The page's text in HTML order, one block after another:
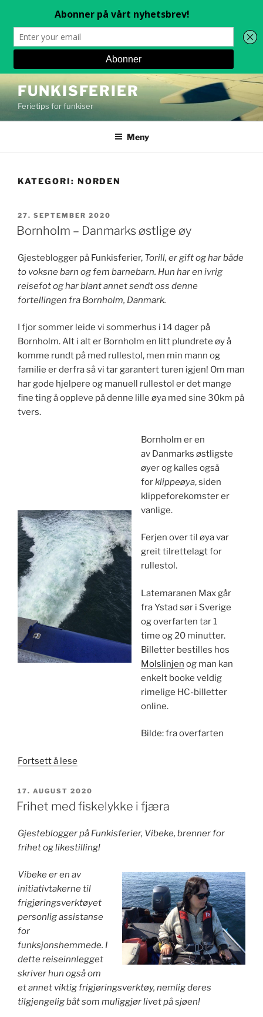
til
innhold
FUNKISFERIER
Ferietips for funkiser
Meny
KATEGORI: NORDEN
PUBLISERT
27. SEPTEMBER 2020
Bornholm – Danmarks østlige øy
Gjesteblogger på Funkisferier, Torill, er gift og har både
to voksne barn og fem barnebarn. Hun har en ivrig
reisefot og har blant annet sendt oss denne
fortellingen fra Bornholm, Danmark.
I fjor sommer leide vi sommerhus i 14 dager på
Bornholm. Alt i alt er Bornholm en litt plundrete øy å
komme rundt på med rullestol, men min mann og
familie er derfra så vi tar garantert turen igjen! Om man
har gode hjelpere og manuell rullestol er det mange
fine ting å oppleve på denne lille øya med sine 30km på
tvers.
Bornholm er en
av Danmarks østligste
øyer og kalles også
forklippeøya, siden
klippeforekomster er
vanlige.
Ferjen over til øya var
greit tilrettelagt for
rullestol.
Latemaranen Max går
fra Ystad sør i Sverige
og overfarten tar 1
time og 20 minutter.
Billetter bestilles hos
Molslinjen og man kan
enkelt booke veldig
rimelige HC-billetter
online.
Bilde: fra overfarten
Fortsett å lese
Danmarks
østlige
PUBLISERT
17. AUGUST 2020
Frihet med fiskelykke i fjæra
Gjesteblogger på Funkisferier, Vibeke, brenner for
frihet og likestilling!
Vibeke er en av
initiativtakerne til
frigjøringsverktøyet
personlig assistanse
for
funksjonshemmede. I
dette reiseinnlegget
skriver hun også om
et annet viktig frigjøringsverktøy, nemlig deres
tilgjengelig båt som muliggjør livet på sjøen!